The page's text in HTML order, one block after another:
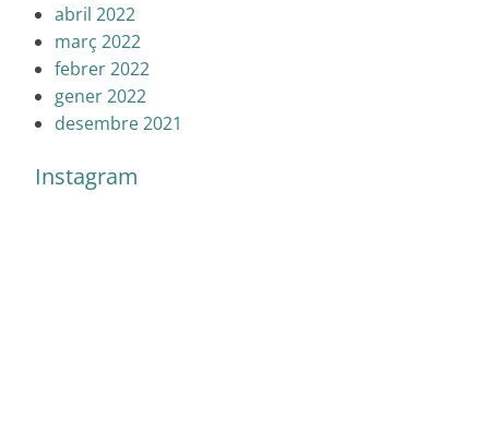
abril 2022
març 2022
febrer 2022
gener 2022
desembre 2021
Instagram